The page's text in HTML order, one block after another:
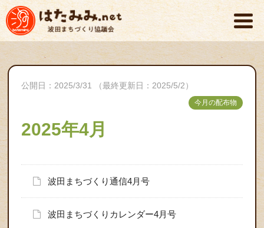
公開日：2025/3/31 （最終更新日：2025/5/2）
今月の配布物
2025年4月
波田まちづくり通信4月号
波田まちづくりカレンダー4月号